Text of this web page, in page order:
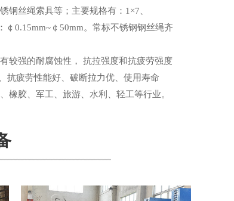
钢丝绳索具等；主要规格有：1×7、
￠0.15mm~￠50mm。常标不锈钢钢丝绳齐
较强的耐腐蚀性， 抗拉强度和抗疲劳强度
抗疲劳性能好、破断拉力优、使用寿命
橡胶、军工、旅游、水利、轻工等行业。